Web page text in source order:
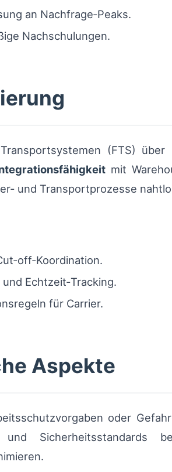
an Nachfrage‑Peaks.
Nachschulungen.
(FTS)
mit
und Transportprozesse
Echtzeit‑Tracking.
für Carrier.
Aspekte
oder
Sicherheitsstandards